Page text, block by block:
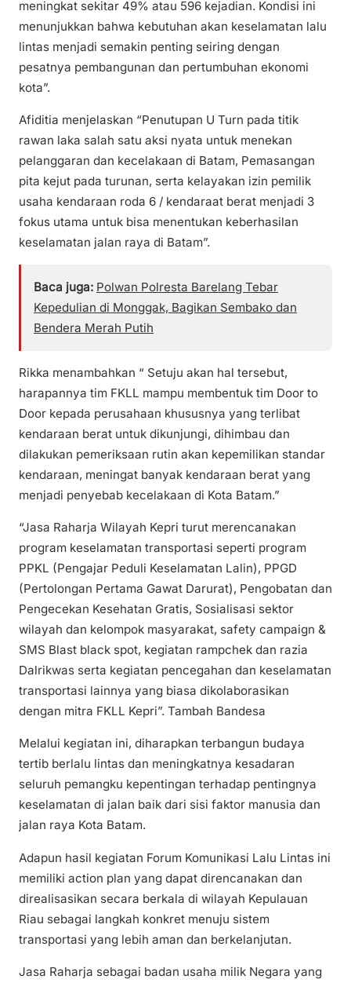
meningkat sekitar 49% atau 596 kejadian. Kondisi ini
menunjukkan bahwa kebutuhan akan keselamatan lalu
lintas menjadi semakin penting seiring dengan
pesatnya pembangunan dan pertumbuhan ekonomi
kota”.
Afiditia menjelaskan “Penutupan U Turn pada titik
rawan laka salah satu aksi nyata untuk menekan
pelanggaran dan kecelakaan di Batam, Pemasangan
pita kejut pada turunan, serta kelayakan izin pemilik
usaha kendaraan roda 6 / kendaraat berat menjadi 3
fokus utama untuk bisa menentukan keberhasilan
keselamatan jalan raya di Batam”.
Baca juga: Polwan Polresta Barelang Tebar
Kepedulian di Monggak, Bagikan Sembako dan
Bendera Merah Putih
Rikka menambahkan “ Setuju akan hal tersebut,
harapannya tim FKLL mampu membentuk tim Door to
Door kepada perusahaan khususnya yang terlibat
kendaraan berat untuk dikunjungi, dihimbau dan
dilakukan pemeriksaan rutin akan kepemilikan standar
kendaraan, meningat banyak kendaraan berat yang
menjadi penyebab kecelakaan di Kota Batam.”
“Jasa Raharja Wilayah Kepri turut merencanakan
program keselamatan transportasi seperti program
PPKL (Pengajar Peduli Keselamatan Lalin), PPGD
(Pertolongan Pertama Gawat Darurat), Pengobatan dan
Pengecekan Kesehatan Gratis, Sosialisasi sektor
wilayah dan kelompok masyarakat, safety campaign &
SMS Blast black spot, kegiatan rampchek dan razia
Dalrikwas serta kegiatan pencegahan dan keselamatan
transportasi lainnya yang biasa dikolaborasikan
dengan mitra FKLL Kepri”. Tambah Bandesa
Melalui kegiatan ini, diharapkan terbangun budaya
tertib berlalu lintas dan meningkatnya kesadaran
seluruh pemangku kepentingan terhadap pentingnya
keselamatan di jalan baik dari sisi faktor manusia dan
jalan raya Kota Batam.
Adapun hasil kegiatan Forum Komunikasi Lalu Lintas ini
memiliki action plan yang dapat direncanakan dan
direalisasikan secara berkala di wilayah Kepulauan
Riau sebagai langkah konkret menuju sistem
transportasi yang lebih aman dan berkelanjutan.
Jasa Raharja sebagai badan usaha milik Negara yang